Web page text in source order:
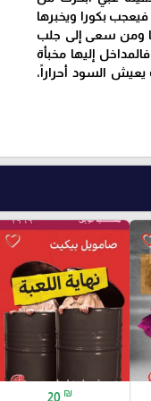
بكورا ويخبرها
ومن سعى إلى جلب
إليها مخبأة
السود أحراراً،
favorite_border
20 ₪